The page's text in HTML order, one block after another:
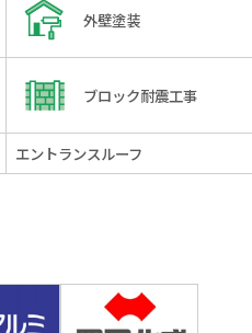
外壁塗装
ブロック耐震工事
エントランスルーフ